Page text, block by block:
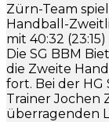
Zürn-Team
Handball-
mit 40:32 (23:15)
Die SG BBM
die Zweite
fort. Bei der HG
Trainer Jochen
überragenden